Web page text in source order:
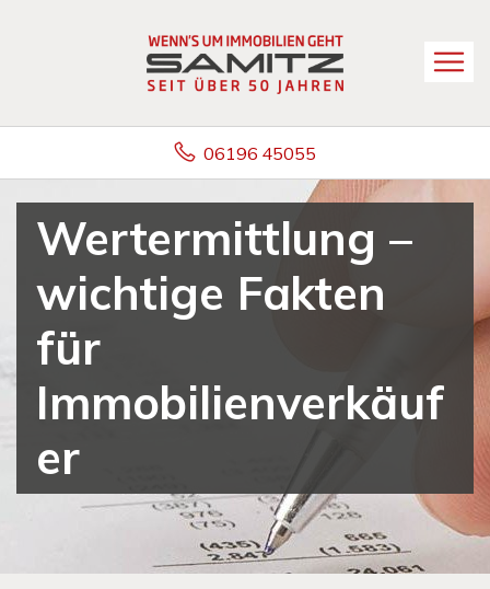
06196 45055
Wertermittlung –
wichtige Fakten
für
Immobilienverkäuf
er